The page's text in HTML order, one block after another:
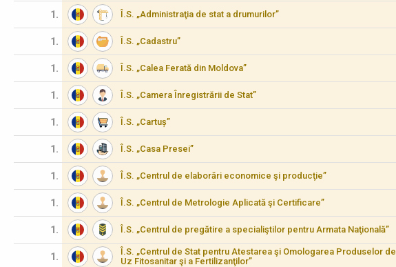
1. Î.S. „Administraţia de stat a drumurilor”
1. Î.S. „Cadastru”
1. Î.S. „Calea Ferată din Moldova”
1. Î.S. „Camera Înregistrării de Stat”
1. Î.S. „Cartuș”
1. Î.S. „Casa Presei”
1. Î.S. „Centrul de elaborări economice şi producţie”
1. Î.S. „Centrul de Metrologie Aplicată şi Certificare”
1. Î.S. „Centrul de pregătire a specialiştilor pentru Armata Naţională”
1.
Î.S. „Centrul de Stat pentru Atestarea şi Omologarea Produselor de
Uz Fitosanitar şi a Fertilizanţilor”